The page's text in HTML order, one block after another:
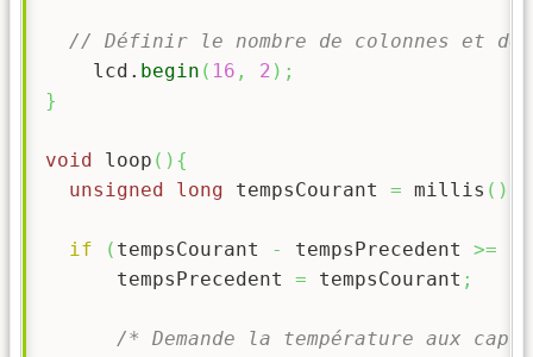
// Définir le nombre de colonnes et de
    lcd.
begin ( 16 , 2 ) ;
}
void loop ( ) {
unsigned
long tempsCourant = millis ( )
if ( tempsCourant - tempsPrecedent >=
      tempsPrecedent
= tempsCourant ;
/* Demande la température aux